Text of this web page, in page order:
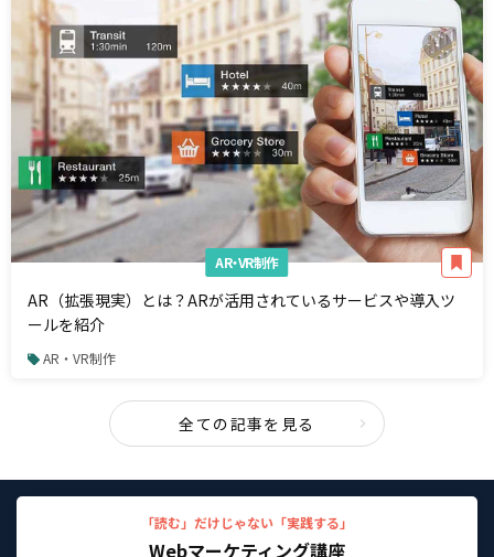
AR・VR制作
AR（拡張現実）とは？ARが活用されているサービスや導入ツ
ールを紹介
AR・VR制作
全ての記事を見る
「読む」だけじゃない「実践する」
Webマーケティング講座